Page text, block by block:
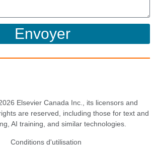
Envoyer
Elsevier Canada Inc., its licensors and
are reserved, including those for text and
AI training, and similar technologies.
Conditions d'utilisation